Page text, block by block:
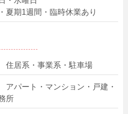
夏期1週間・臨時休業あり
居系・事業系・駐車場
パート・マンション・戸建・
所